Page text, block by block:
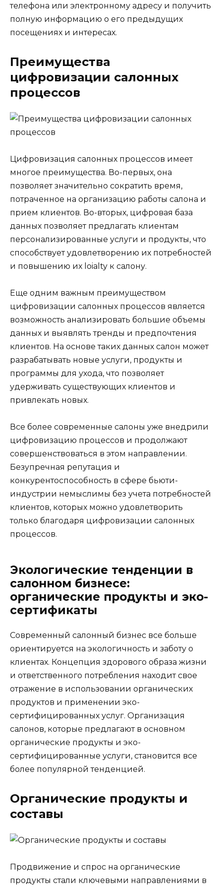
телефона или электронному адресу и получить
полную информацию о его предыдущих
посещениях и интересах.
Преимущества
цифровизации салонных
процессов
Цифровизация салонных процессов имеет
многое преимущества. Во-первых, она
позволяет значительно сократить время,
потраченное на организацию работы салона и
прием клиентов. Во-вторых, цифровая база
данных позволяет предлагать клиентам
персонализированные услуги и продукты, что
способствует удовлетворению их потребностей
и повышению их loialty к салону.
Еще одним важным преимуществом
цифровизации салонных процессов является
возможность анализировать большие объемы
данных и выявлять тренды и предпочтения
клиентов. На основе таких данных салон может
разрабатывать новые услуги, продукты и
программы для ухода, что позволяет
удерживать существующих клиентов и
привлекать новых.
Все более современные салоны уже внедрили
цифровизацию процессов и продолжают
совершенствоваться в этом направлении.
Безупречная репутация и
конкурентоспособность в сфере бьюти-
индустрии немыслимы без учета потребностей
клиентов, которых можно удовлетворить
только благодаря цифровизации салонных
процессов.
Экологические тенденции в
салонном бизнесе:
органические продукты и эко-
сертификаты
Современный салонный бизнес все больше
ориентируется на экологичность и заботу о
клиентах. Концепция здорового образа жизни
и ответственного потребления находит свое
отражение в использовании органических
продуктов и применении эко-
сертифицированных услуг. Организация
салонов, которые предлагают в основном
органические продукты и эко-
сертифицированные услуги, становится все
более популярной тенденцией.
Органические продукты и
составы
Продвижение и спрос на органические
продукты стали ключевыми направлениями в